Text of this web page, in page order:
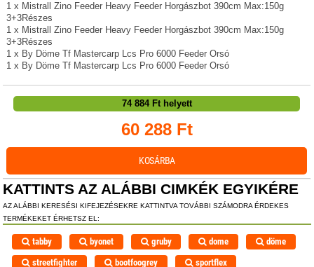
1 x Mistrall Zino Feeder Heavy Feeder Horgászbot 390cm Max:150g
3+3Részes
1 x Mistrall Zino Feeder Heavy Feeder Horgászbot 390cm Max:150g
3+3Részes
1 x By Döme Tf Mastercarp Lcs Pro 6000 Feeder Orsó
1 x By Döme Tf Mastercarp Lcs Pro 6000 Feeder Orsó
74 884Ft helyett
60 288Ft
KOSÁRBA
KATTINTS AZ ALÁBBI CIMKÉK EGYIKÉRE
AZ ALÁBBI KERESÉSI KIFEJEZÉSEKRE KATTINTVA TOVÁBBI SZÁMODRA ÉRDEKES
TERMÉKEKET ÉRHETSZ EL:
tabby byonet gruby dome
döme
streetfighter
bootfoogrey sportflex